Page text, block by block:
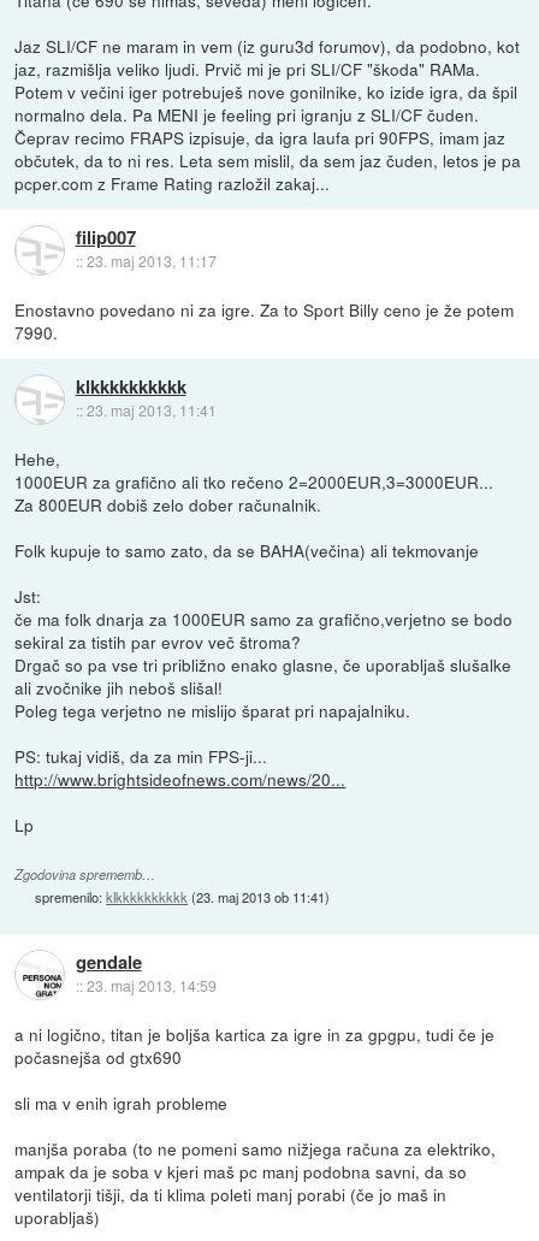
Jaz SLI/CF ne maram in vem (iz guru3d forumov), da podobno, kot
jaz, razmišlja veliko ljudi. Prvič mi je pri SLI/CF "škoda" RAMa.
Potem v večini iger potrebuješ nove gonilnike, ko izide igra, da špil
normalno dela. Pa MENI je feeling pri igranju z SLI/CF čuden.
Čeprav recimo FRAPS izpisuje, da igra laufa pri 90FPS, imam jaz
občutek, da to ni res. Leta sem mislil, da sem jaz čuden, letos je pa
pcper.com z Frame Rating razložil zakaj...
filip007
::23. maj 2013, 11:17
Enostavno povedano ni za igre. Za to Sport Billy ceno je že potem
7990.
klkkkkkkkkkk
::23. maj 2013, 11:41
Hehe,
1000EUR za grafično ali tko rečeno 2=2000EUR,3=3000EUR...
Za 800EUR dobiš zelo dober računalnik.
Folk kupuje to samo zato, da se BAHA(večina) ali tekmovanje
Jst:
če ma folk dnarja za 1000EUR samo za grafično,verjetno se bodo
sekiral za tistih par evrov več štroma?
Drgač so pa vse tri približno enako glasne, če uporabljaš slušalke
ali zvočnike jih neboš slišal!
Poleg tega verjetno ne mislijo šparat pri napajalniku.
PS: tukaj vidiš, da za min FPS-ji...
http://www.brightsideofnews.com/news/20...
Lp
Zgodovina sprememb…
spremenilo:klkkkkkkkkkk (23. maj 2013 ob 11:41)
gendale
::23. maj 2013, 14:59
a ni logično, titan je boljša kartica za igre in za gpgpu, tudi če je
počasnejša od gtx690
sli ma v enih igrah probleme
manjša poraba (to ne pomeni samo nižjega računa za elektriko,
ampak da je soba v kjeri maš pc manj podobna savni, da so
ventilatorji tišji, da ti klima poleti manj porabi (če jo maš in
uporabljaš)